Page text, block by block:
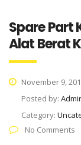
Spare Part
Alat Berat
November 9,
Posted by:
Category:
No Comments